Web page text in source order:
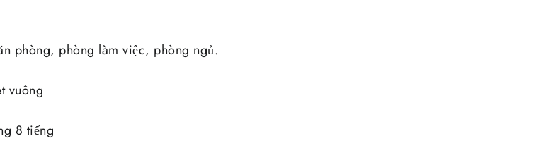
phòng, phòng làm việc, phòng ngủ.
vuông
8 tiếng